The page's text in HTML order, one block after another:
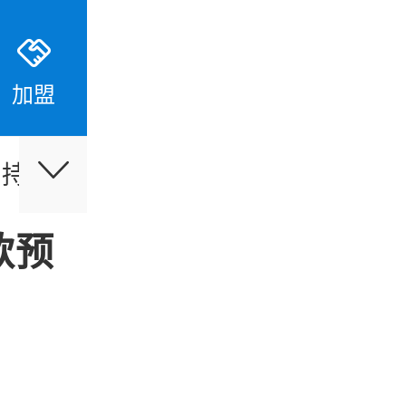
加盟
伙伴合作
预